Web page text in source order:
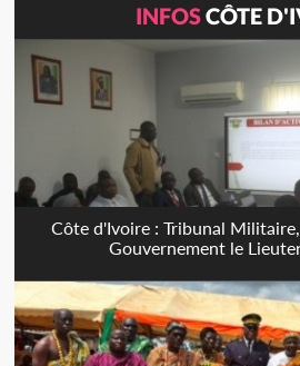
INFOSCÔTE
Côte d'Ivoire : Tribunal
Gouvernement le